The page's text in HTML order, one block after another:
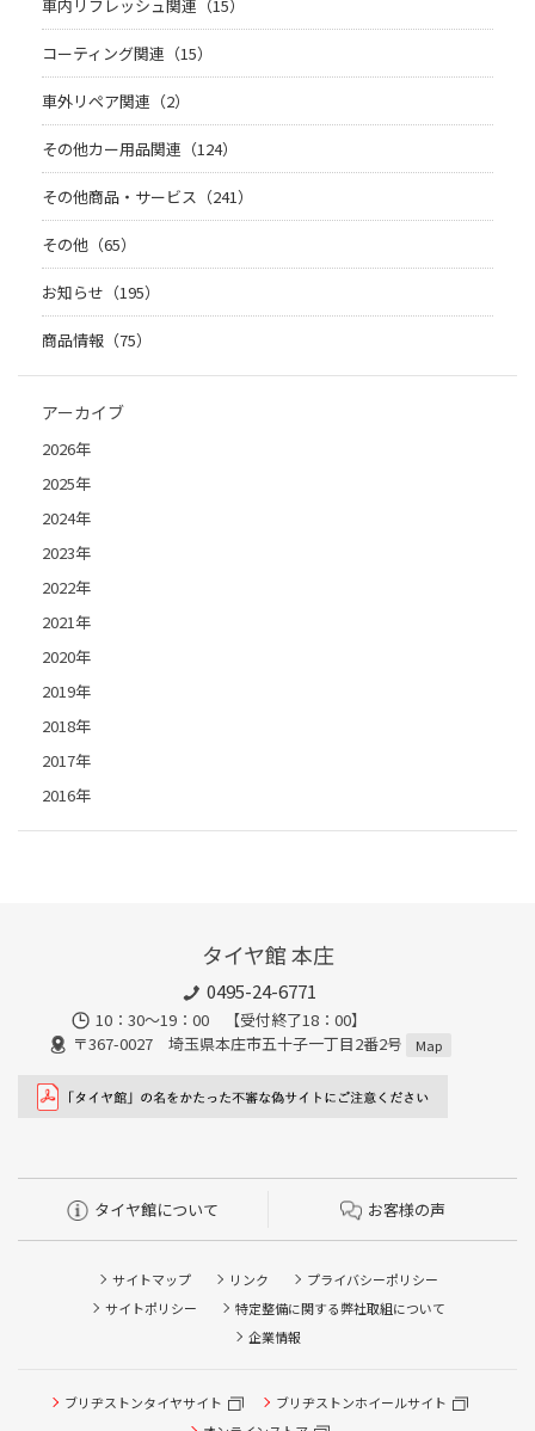
車内リフレッシュ関連（15）
コーティング関連（15）
車外リペア関連（2）
その他カー用品関連（124）
その他商品・サービス（241）
その他（65）
お知らせ（195）
商品情報（75）
アーカイブ
2026年
2025年
2024年
2023年
2022年
2021年
2020年
2019年
2018年
2017年
2016年
タイヤ館 本庄
0495-24-6771
10：30～19：00 【受付終了18：00】
〒367-0027 埼玉県本庄市五十子一丁目2番2号
Map
タイヤ館について お客様の声
サイトマップ リンク
プライバシーポリシー
サイトポリシー
特定整備に関する弊社取組について
企業情報
ブリヂストンタイヤサイト
ブリヂストンホイールサイト
タイヤ点検・安全点検/タイヤ履き替え/オイル交換/その他